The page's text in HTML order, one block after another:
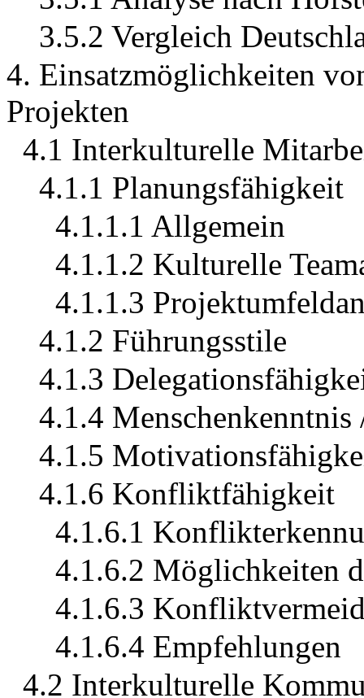
3.5.2 Vergleich
4. Einsatzmöglichkeiten
Projekten
4.1 Interkulturelle
4.1.1 Planungsfähigkeit
4.1.1.1 Allgemein
4.1.1.2 Kulturelle
4.1.1.3
4.1.2 Führungsstile
4.1.3
4.1.4
4.1.5
4.1.6 Konfliktfähigkeit
4.1.6.1
4.1.6.2 Möglichkeiten
4.1.6.3
4.1.6.4 Empfehlungen
4.2 Interkulturelle